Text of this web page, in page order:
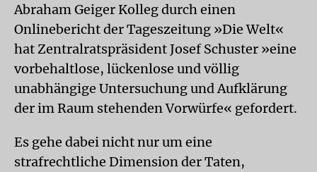
Abraham Geiger Kolleg durch einen
Onlinebericht der Tageszeitung »Die Welt«
hat Zentralratspräsident Josef Schuster »eine
vorbehaltlose, lückenlose und völlig
unabhängige Untersuchung und Aufklärung
der im Raum stehenden Vorwürfe« gefordert.
Es gehe dabei nicht nur um eine
strafrechtliche Dimension der Taten,